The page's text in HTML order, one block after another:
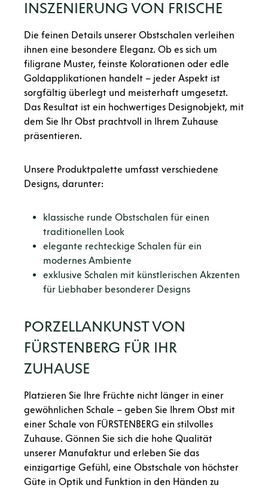
INSZENIERUNG VON FRISCHE
Die feinen Details unserer Obstschalen verleihen
ihnen eine besondere Eleganz. Ob es sich um
filigrane Muster, feinste Kolorationen oder edle
Goldapplikationen handelt – jeder Aspekt ist
sorgfältig überlegt und meisterhaft umgesetzt.
Das Resultat ist ein hochwertiges Designobjekt, mit
dem Sie Ihr Obst prachtvoll in Ihrem Zuhause
präsentieren.
Unsere Produktpalette umfasst verschiedene
Designs, darunter:
klassische runde Obstschalen für einen
traditionellen Look
elegante rechteckige Schalen für ein
modernes Ambiente
exklusive Schalen mit künstlerischen Akzenten
für Liebhaber besonderer Designs
PORZELLANKUNST VON
FÜRSTENBERG FÜR IHR
ZUHAUSE
Platzieren Sie Ihre Früchte nicht länger in einer
gewöhnlichen Schale – geben Sie Ihrem Obst mit
einer Schale von FÜRSTENBERG ein stilvolles
Zuhause. Gönnen Sie sich die hohe Qualität
unserer Manufaktur und erleben Sie das
einzigartige Gefühl, eine Obstschale von höchster
Güte in Optik und Funktion in den Händen zu